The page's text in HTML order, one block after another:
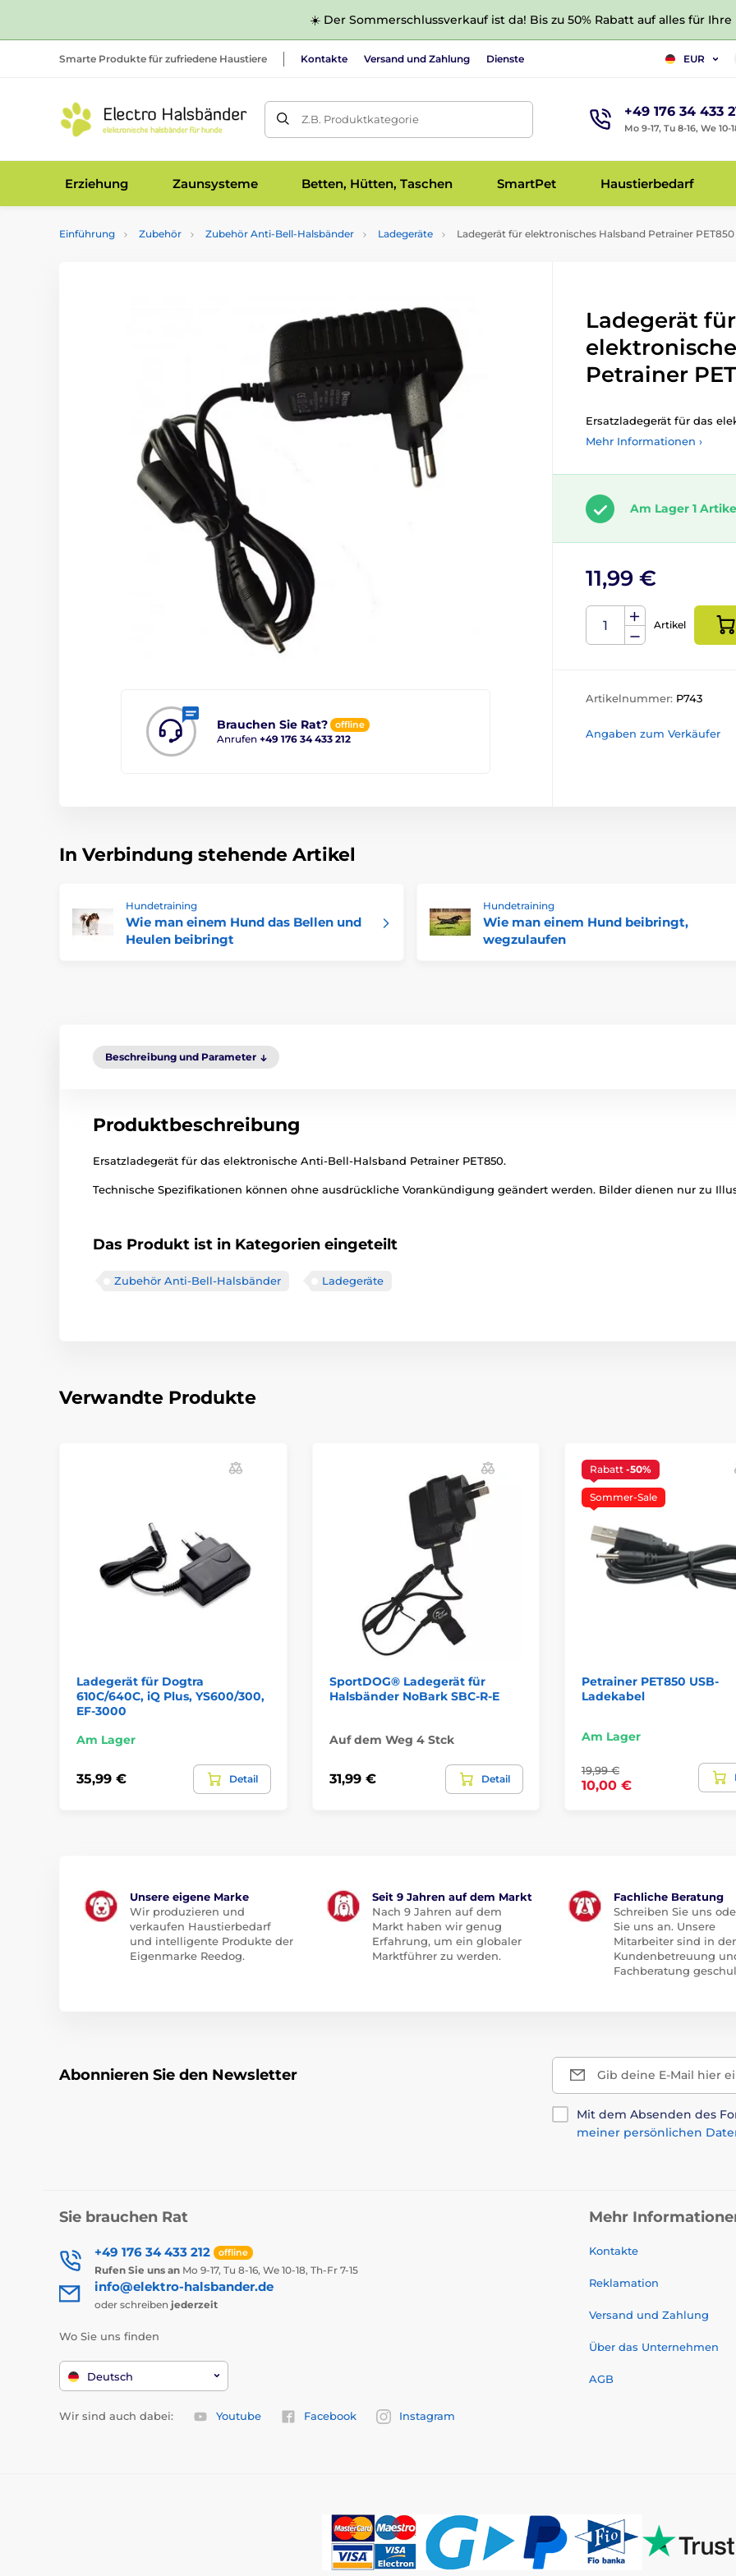
☀️ Der Sommerschlussverkauf ist da! Bis zu 50% Rabatt auf alles für Ihre
Smarte Produkte für zufriedene Haustiere Kontakte Versand und Zahlung Dienste EUR
Z.B. Produktkategorie +49 176 34 433
Mo 9-17, Tu 8-16, We 10-
Erziehung Zaunsysteme Betten, Hütten, Taschen SmartPet Haustierbedarf
Einführung Zubehör Zubehör Anti-Bell-Halsbänder Ladegeräte Ladegerät für elektronisches Halsband Petrainer PET850
Brauchen Sie Rat? offline
Anrufen +49 176 34 433 212
Ladegerät für
Petrainer
Ersatzladegerät für das
Mehr Informationen ›
Am Lager 1
11,99 €
Artikel
Artikelnummer: P743
Angaben zum Verkäufer
In Verbindung stehende Artikel
Hundetraining
Wie man einem Hund das Bellen und
Heulen beibringt
Hundetraining
Wie man einem Hund beibringt,
wegzulaufen
Beschreibung und Parameter
Produktbeschreibung
Ersatzladegerät für das elektronische Anti-Bell-Halsband Petrainer PET850.
Technische Spezifikationen können ohne ausdrückliche Vorankündigung geändert werden. Bilder dienen nur zu
Das Produkt ist in Kategorien eingeteilt
Zubehör Anti-Bell-Halsbänder Ladegeräte
Verwandte Produkte
Ladegerät für Dogtra
610C/640C, iQ Plus, YS600/300,
EF-3000
Am Lager
35,99 € Detail
SportDOG® Ladegerät für
Halsbänder NoBark SBC-R-E
Auf dem Weg 4 Stck
31,99 € Detail
Rabatt -50%
Sommer-Sale
Petrainer PET850 USB-
Ladekabel
Am Lager
19,99 €
10,00 €
Unsere eigene Marke
Wir produzieren und
verkaufen Haustierbedarf
und intelligente Produkte der
Eigenmarke Reedog.
Seit 9 Jahren auf dem Markt
Nach 9 Jahren auf dem
Markt haben wir genug
Erfahrung, um ein globaler
Marktführer zu werden.
Fachliche Beratung
Schreiben Sie uns
Sie uns an. Unsere
Mitarbeiter sind in der
Kundenbetreuung
Fachberatung
Abonnieren Sie den Newsletter Gib deine E-Mail hier
Mit dem Absenden des
meiner persönlichen
Sie brauchen Rat
+49 176 34 433 212 offline
Rufen Sie uns an Mo 9-17, Tu 8-16, We 10-18, Th-Fr 7-15
info@elektro-halsbander.de
oder schreiben jederzeit
Wo Sie uns finden
Deutsch
Wir sind auch dabei: Youtube Facebook Instagram
Mehr
Kontakte
Reklamation
Versand und Zahlung
Über das Unternehmen
AGB